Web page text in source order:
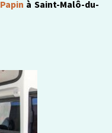
à Saint-Malô-du-